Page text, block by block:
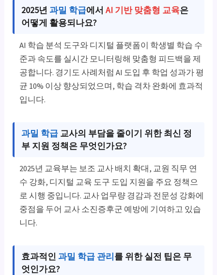
2025년 과밀 학급에서AI 기반 맞춤형 교육은
어떻게 활용되나요?
AI 학습 분석 도구와 디지털 플랫폼이 학생별 학습 수
준과 속도를 실시간 모니터링해 맞춤형 피드백을 제
공합니다. 경기도 사례처럼 AI 도입 후 학업 성과가 평
균 10% 이상 향상되었으며, 학습 격차 완화에 효과적
입니다.
과밀 학급 교사의 부담을 줄이기 위한 최신 정
부 지원 정책은 무엇인가요?
2025년 교육부는 보조 교사 배치 확대, 교원 직무 연
수 강화, 디지털 교육 도구 도입 지원을 주요 정책으
로 시행 중입니다. 교사 업무량 경감과 전문성 강화에
중점을 두어 교사 소진증후군 예방에 기여하고 있습
니다.
효과적인 과밀 학급 관리를 위한 실전 팁은 무
엇인가요?